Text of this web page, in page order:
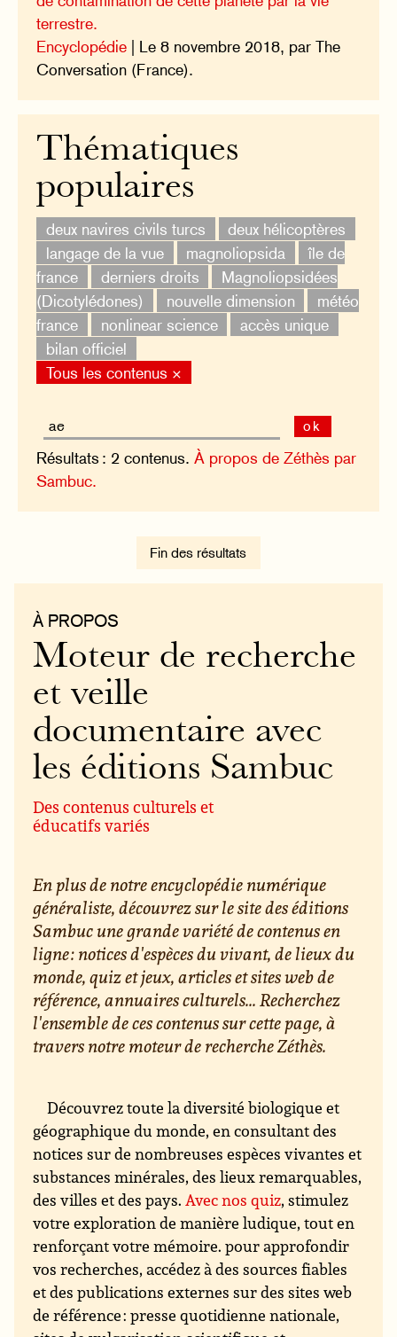
terrestre.
Encyclopédie | Le 8 novembre 2018, par The
Conversation (France).
Thématiques
populaires
deux navires civils turcs
deux hélicoptères
langage de la vue
magnoliopsida
île de
france
derniers droits
Magnoliopsidées
(Dicotylédones)
nouvelle dimension
météo
france
nonlinear science
accès unique
bilan officiel
Tous les contenus ×
ok
Résultats : 2 contenus.À propos de Zéthès par
Sambuc.
Fin des résultats
À PROPOS
Moteur de recherche
et veille
documentaire avec
les éditions Sambuc
Des contenus culturels et
éducatifs variés
En plus de notre encyclopédie numérique
généraliste, découvrez sur le site des éditions
Sambuc une grande variété de contenus en
ligne : notices d'espèces du vivant, de lieux du
monde, quiz et jeux, articles et sites web de
référence, annuaires culturels... Recherchez
l'ensemble de ces contenus sur cette page, à
travers notre moteur de recherche Zéthès.
Découvrez toute la diversité biologique et
géographique du monde, en consultant des
notices sur de nombreuses espèces vivantes et
substances minérales, des lieux remarquables,
des villes et des pays. Avec nos quiz, stimulez
votre exploration de manière ludique, tout en
renforçant votre mémoire. pour approfondir
vos recherches, accédez à des sources fiables
et des publications externes sur des sites web
de référence : presse quotidienne nationale,